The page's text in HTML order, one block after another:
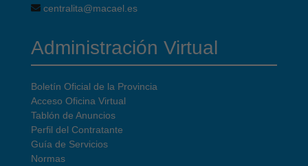
centralita@macael.es
Administración Virtual
Boletín Oficial de la Provincia
Acceso Oficina Virtual
Tablón de Anuncios
Perfil del Contratante
Guía de Servicios
Normas